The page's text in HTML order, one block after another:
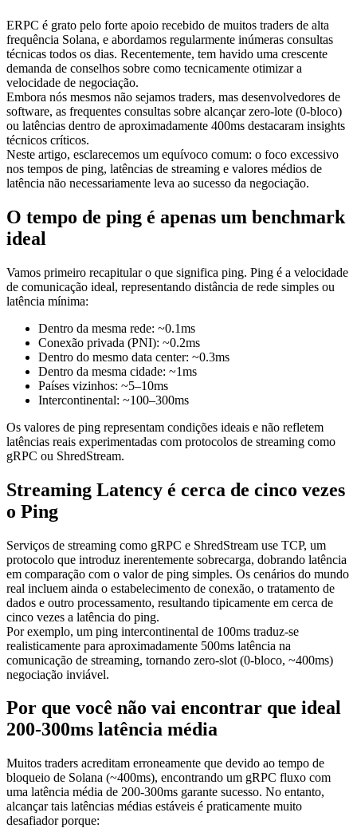
ERPC é grato pelo forte apoio recebido de muitos traders de alta
frequência Solana, e abordamos regularmente inúmeras consultas
técnicas todos os dias. Recentemente, tem havido uma crescente
demanda de conselhos sobre como tecnicamente otimizar a
velocidade de negociação.
Embora nós mesmos não sejamos traders, mas desenvolvedores de
software, as frequentes consultas sobre alcançar zero-lote (0-bloco)
ou latências dentro de aproximadamente 400ms destacaram insights
técnicos críticos.
Neste artigo, esclarecemos um equívoco comum: o foco excessivo
nos tempos de ping, latências de streaming e valores médios de
latência não necessariamente leva ao sucesso da negociação.
O tempo de ping é apenas um benchmark
ideal
Vamos primeiro recapitular o que significa ping. Ping é a velocidade
de comunicação ideal, representando distância de rede simples ou
latência mínima:
Dentro da mesma rede: ~0.1ms
Conexão privada (PNI): ~0.2ms
Dentro do mesmo data center: ~0.3ms
Dentro da mesma cidade: ~1ms
Países vizinhos: ~5–10ms
Intercontinental: ~100–300ms
Os valores de ping representam condições ideais e não refletem
latências reais experimentadas com protocolos de streaming como
gRPC ou ShredStream.
Streaming Latency é cerca de cinco vezes
o Ping
Serviços de streaming como gRPC e ShredStream use TCP, um
protocolo que introduz inerentemente sobrecarga, dobrando latência
em comparação com o valor de ping simples. Os cenários do mundo
real incluem ainda o estabelecimento de conexão, o tratamento de
dados e outro processamento, resultando tipicamente em cerca de
cinco vezes a latência do ping.
Por exemplo, um ping intercontinental de 100ms traduz-se
realisticamente para aproximadamente 500ms latência na
comunicação de streaming, tornando zero-slot (0-bloco, ~400ms)
negociação inviável.
Por que você não vai encontrar que ideal
200-300ms latência média
Muitos traders acreditam erroneamente que devido ao tempo de
bloqueio de Solana (~400ms), encontrando um gRPC fluxo com
uma latência média de 200-300ms garante sucesso. No entanto,
alcançar tais latências médias estáveis é praticamente muito
desafiador porque: